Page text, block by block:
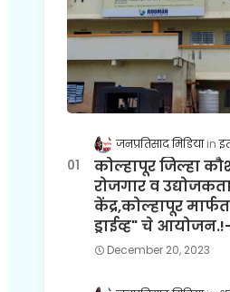
जनप्रतिसाद मिडिया
कोल्हापूर जिल्हा
रोजगार व
केंद्र,कोल्हापूर
ड्राईव्ह" चे
December 20, 2023